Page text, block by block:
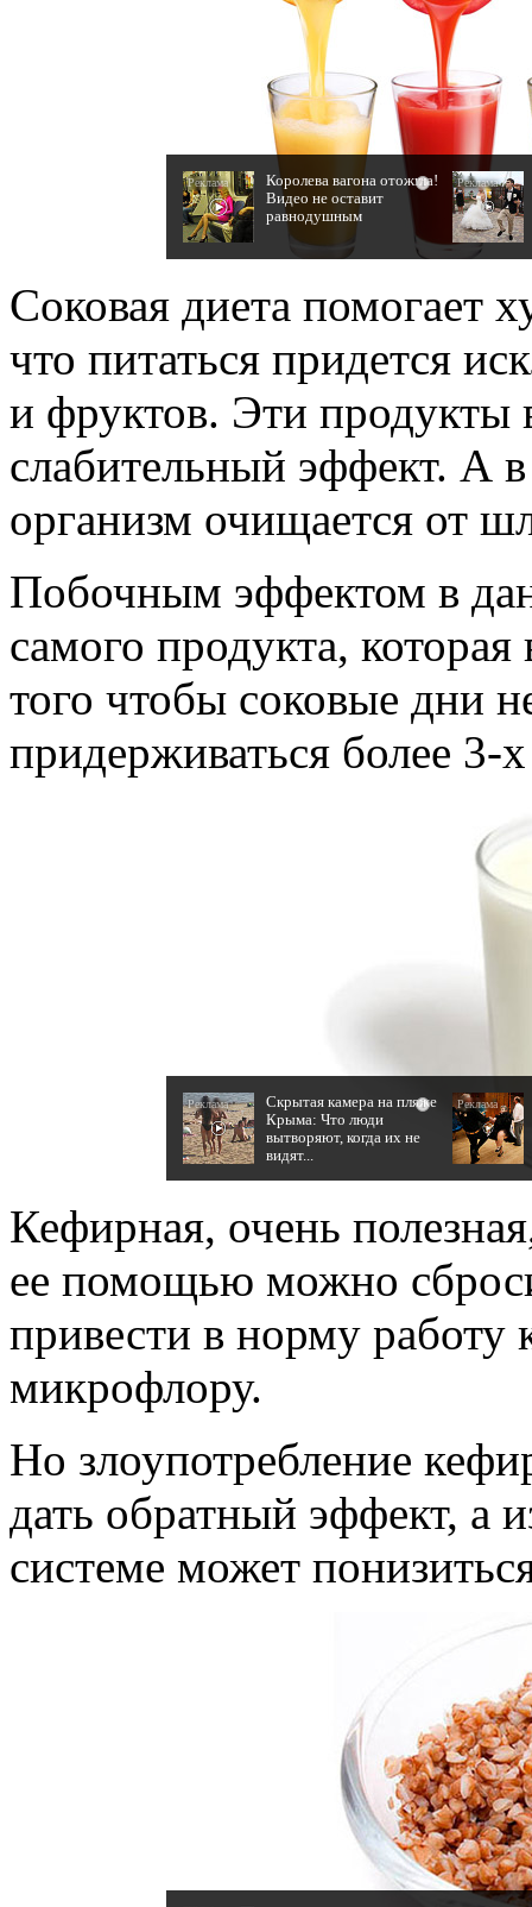
Соковая диета помогает
что питаться придется
и фруктов. Эти
слабительный эффект. А в
организм очищается от
Побочным эффектом в
самого продукта,
того чтобы соковые дни
придерживаться более 3-
Кефирная, очень
ее помощью можно
привести в норму работу
микрофлору.
Но злоупотребление
дать обратный эффект, а
системе может
i
Королева вагона отожгла!
Видео не оставит
равнодушным
i
Скрытая камера на пляже
Крыма: Что люди
вытворяют, когда их не
видят...